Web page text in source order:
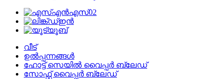
വീട്
ഉൽപ്പന്നങ്ങൾ
ഹോട്ട് സെയിൽ വൈപ്പർ ബ്ലേഡ്
സോഫ്റ്റ് വൈപ്പർ ബ്ലേഡ്